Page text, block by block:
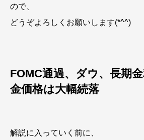
ので、
どうぞよろしくお願いします(*^^)
FOMC通過、ダウ、長期金
金価格は大幅続落
解説に入っていく前に、